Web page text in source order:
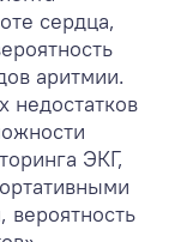
сердца,
аритмии.
недостатков
ЭКГ,
вероятность